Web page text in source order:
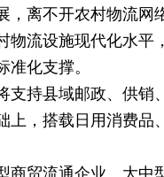
，离不开农村物流网
物流设施现代化水
准化支撑。
支持县域邮政、供销
上，搭载日用消费
商贸流通企业、大